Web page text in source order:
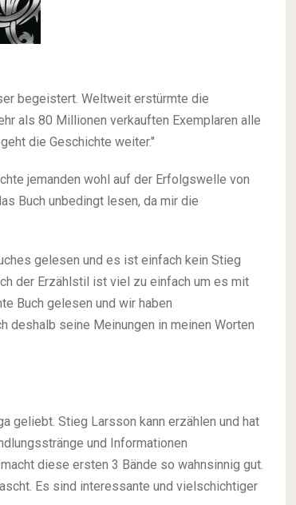
begeistert. Weltweit erstürmte die
als 80 Millionen verkauften Exemplaren alle
die Geschichte weiter."
jemanden wohl auf der Erfolgswelle von
Buch unbedingt lesen, da mir die
gelesen und es ist einfach kein Stieg
der Erzählstil ist viel zu einfach um es mit
Buch gelesen und wir haben
deshalb seine Meinungen in meinen Worten
geliebt. Stieg Larsson kann erzählen und hat
und Informationen
diese ersten 3 Bände so wahnsinnig gut.
Es sind interessante und vielschichtiger